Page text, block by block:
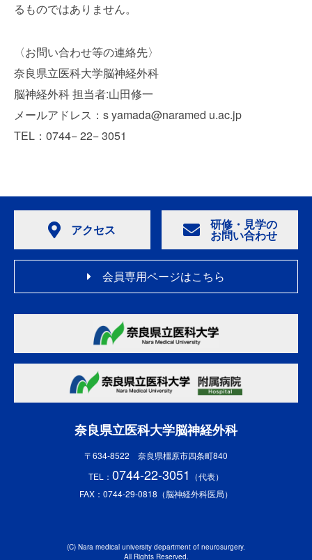
るものではありません。
〈お問い合わせ等の連絡先〉
奈良県立医科大学脳神経外科
脳神経外科 担当者:山田修一
メールアドレス：s yamada@naramed u.ac.jp
TEL：0744− 22− 3051
アクセス 研修・見学の
お問い合わせ
会員専用ページはこちら
奈良県立医科大学脳神経外科
〒634-8522 奈良県橿原市四条町840
TEL： 0744-22-3051 （代表）
FAX：0744-29-0818（脳神経外科医局）
(C) Nara medical university department of neurosurgery.
All Rights Reserved.